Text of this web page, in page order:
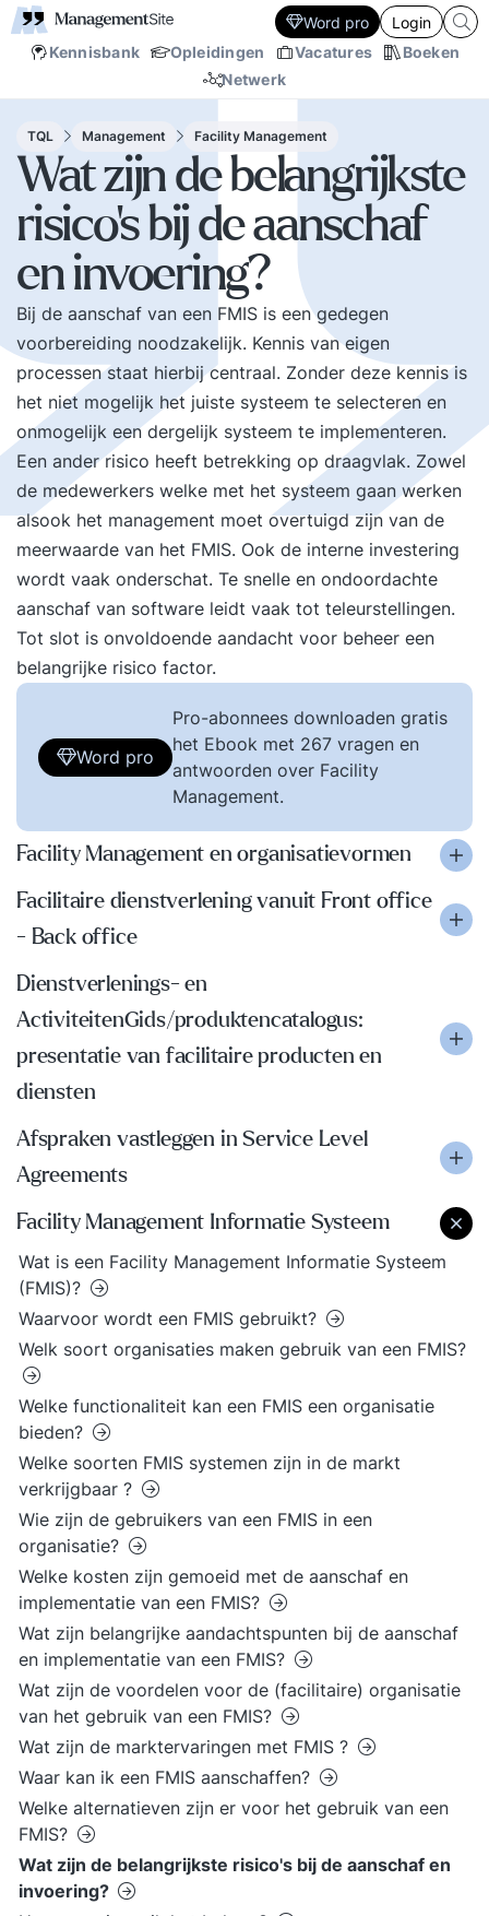
Kennisbank Opleidingen Vacatures
Boeken
Netwerk
Word pro Login
TQL Management Facility Management
Wat zijn de belangrijkste
risico's bij de aanschaf
en invoering?
Bij de aanschaf van een FMIS is een gedegen
voorbereiding noodzakelijk. Kennis van eigen
processen staat hierbij centraal. Zonder deze kennis is
het niet mogelijk het juiste systeem te selecteren en
onmogelijk een dergelijk systeem te implementeren.
Een ander risico heeft betrekking op draagvlak. Zowel
de medewerkers welke met het systeem gaan werken
alsook het management moet overtuigd zijn van de
meerwaarde van het FMIS. Ook de interne investering
wordt vaak onderschat. Te snelle en ondoordachte
aanschaf van software leidt vaak tot teleurstellingen.
Tot slot is onvoldoende aandacht voor beheer een
belangrijke risico factor.
Word pro
Pro-abonnees downloaden gratis
het Ebook met 267 vragen en
antwoorden over Facility
Management.
Facility Management en organisatievormen
Facilitaire dienstverlening vanuit Front office
- Back office
Dienstverlenings- en
ActiviteitenGids/produktencatalogus:
presentatie van facilitaire producten en
diensten
Afspraken vastleggen in Service Level
Agreements
Facility Management Informatie Systeem
Wat is een Facility Management Informatie Systeem
(FMIS)?
Waarvoor wordt een FMIS gebruikt?
Welk soort organisaties maken gebruik van een FMIS?
Welke functionaliteit kan een FMIS een organisatie
bieden?
Welke soorten FMIS systemen zijn in de markt
verkrijgbaar ?
Wie zijn de gebruikers van een FMIS in een
organisatie?
Welke kosten zijn gemoeid met de aanschaf en
implementatie van een FMIS?
Wat zijn belangrijke aandachtspunten bij de aanschaf
en implementatie van een FMIS?
Wat zijn de voordelen voor de (facilitaire) organisatie
van het gebruik van een FMIS?
Wat zijn de marktervaringen met FMIS ?
Waar kan ik een FMIS aanschaffen?
Welke alternatieven zijn er voor het gebruik van een
FMIS?
Wat zijn de belangrijkste risico's bij de aanschaf en
invoering?